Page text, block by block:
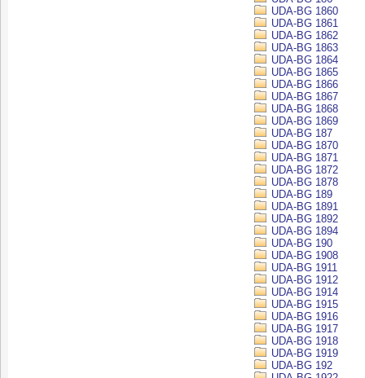
UDA-BG 1860
UDA-BG 1861
UDA-BG 1862
UDA-BG 1863
UDA-BG 1864
UDA-BG 1865
UDA-BG 1866
UDA-BG 1867
UDA-BG 1868
UDA-BG 1869
UDA-BG 187
UDA-BG 1870
UDA-BG 1871
UDA-BG 1872
UDA-BG 1878
UDA-BG 189
UDA-BG 1891
UDA-BG 1892
UDA-BG 1894
UDA-BG 190
UDA-BG 1908
UDA-BG 1911
UDA-BG 1912
UDA-BG 1914
UDA-BG 1915
UDA-BG 1916
UDA-BG 1917
UDA-BG 1918
UDA-BG 1919
UDA-BG 192